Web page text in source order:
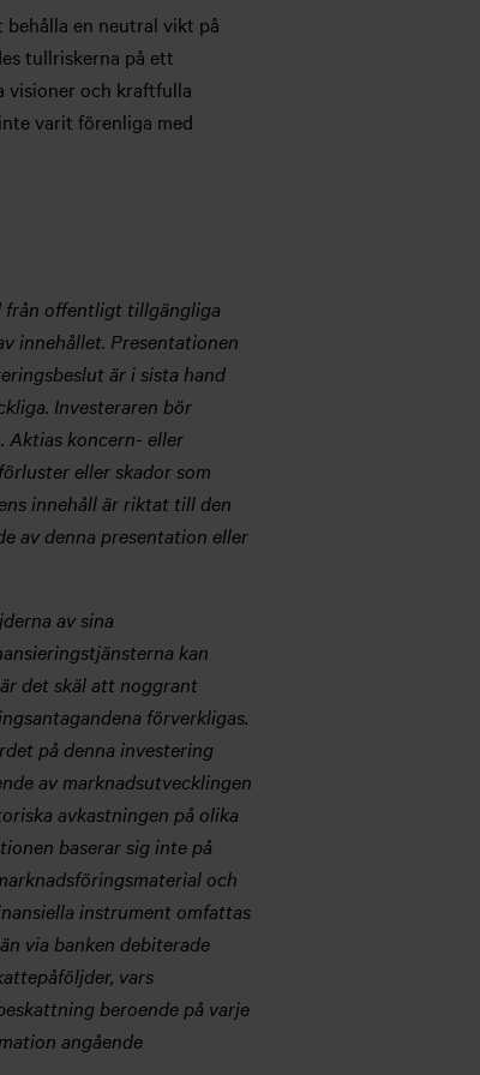
en neutral vikt på
tullriskerna på ett
visioner och kraftfulla
varit förenliga med
från offentligt tillgängliga
innehållet. Presentationen
är i sista hand
Investeraren bör
Aktias koncern- eller
eller skador som
innehåll är riktat till den
av denna presentation eller
av sina
kan
det skäl att noggrant
förverkligas.
på denna investering
av marknadsutvecklingen
avkastningen på olika
baserar sig inte på
och
instrument omfattas
via banken debiterade
vars
beroende på varje
angående